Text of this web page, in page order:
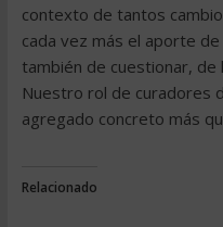
contexto de tantos
cada vez más el aporte
también de cuestionar,
Nuestro rol de curadores
agregado concreto más
Relacionado